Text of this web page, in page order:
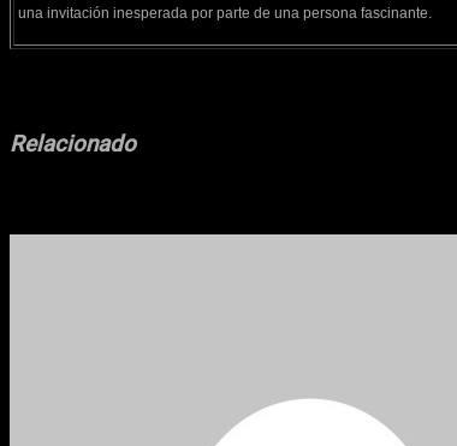
una invitación inesperada por parte de una persona fascinante.
Relacionado